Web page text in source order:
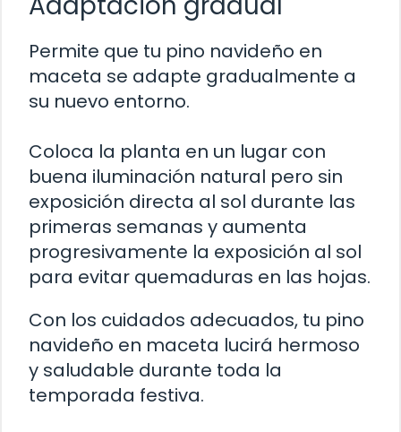
Permite que tu pino navideño en
maceta se adapte gradualmente a
su nuevo entorno.
Coloca la planta en un lugar con
buena iluminación natural pero sin
exposición directa al sol durante las
primeras semanas y aumenta
progresivamente la exposición al sol
para evitar quemaduras en las hojas.
Con los cuidados adecuados, tu pino
navideño en maceta lucirá hermoso
y saludable durante toda la
temporada festiva.